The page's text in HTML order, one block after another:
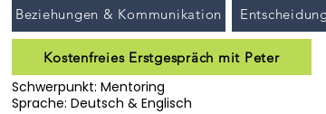
Schwerpunkt: Mentoring
Sprache: Deutsch & Englisch
Beziehungen & Kommunikation
Kostenfreies Erstgespräch mit Peter